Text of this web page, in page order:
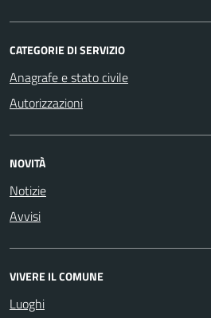
CATEGORIE DI SERVIZIO
Anagrafe e stato civile
Autorizzazioni
NOVITÀ
Notizie
Avvisi
VIVERE IL COMUNE
Luoghi